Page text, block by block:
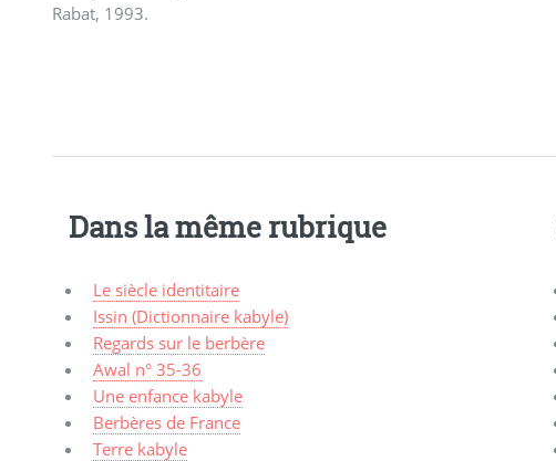
Rabat, 1993.
Dans la même rubrique
Le siècle identitaire
Issin (Dictionnaire kabyle)
Regards sur le berbère
Awal n° 35-36
Une enfance kabyle
Berbères de France
Terre kabyle